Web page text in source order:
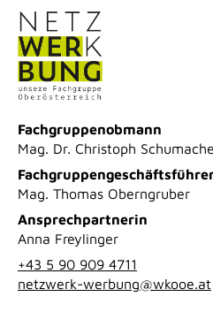
Fachgruppenobmann
Mag. Dr. Christoph Schumacher
Fachgruppengeschäftsführer
Mag. Thomas Oberngruber
Ansprechpartnerin
Anna Freylinger
+43 5 90 909 4711
netzwerk-werbung@wkooe.at